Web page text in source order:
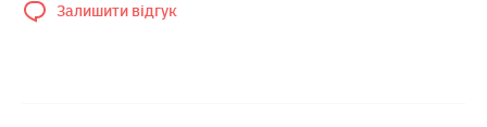
Залишити відгук